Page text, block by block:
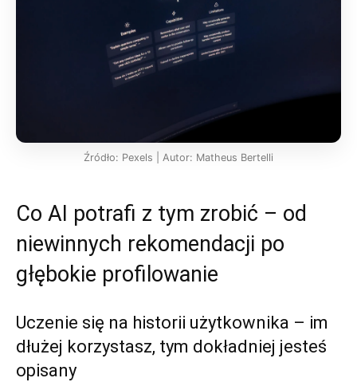
Źródło: Pexels | Autor: Matheus Bertelli
Co AI potrafi z tym zrobić – od
niewinnych rekomendacji po
głębokie profilowanie
Uczenie się na historii użytkownika – im
dłużej korzystasz, tym dokładniej jesteś
opisany